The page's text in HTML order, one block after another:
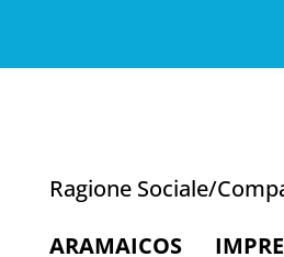
Ragione Sociale/
ARAMAICOS